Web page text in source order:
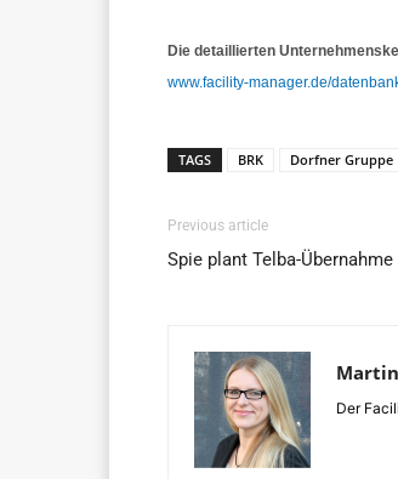
Die detaillierten
www.facility-manager.de/
TAGS BRK Dorfner Gruppe
Previous article
Spie plant Telba-Übernahme
Der